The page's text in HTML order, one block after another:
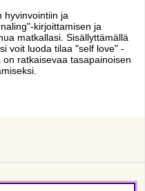
hyvinvointiin ja
kirjoittamisen ja
matkallasi. Sisällyttämällä
voit luoda tilaa "self love" -
ratkaisevaa tasapainoisen